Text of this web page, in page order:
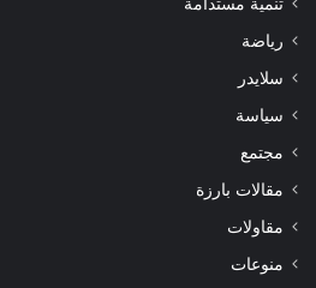
تنمية مستدامة
رياضة
سلايدر
سياسة
مجتمع
مقالات بارزة
مقاولات
منوعات